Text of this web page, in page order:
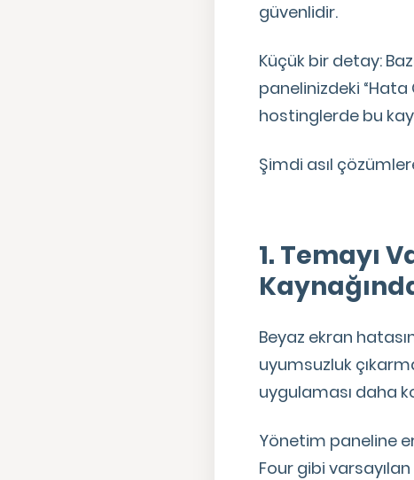
güvenlidir.
Küçük bir detay:
panelinizdeki “Hata
hostinglerde bu
Şimdi asıl
1. Temayı
Beyaz ekran
uyumsuzluk
uygulaması daha
Yönetim paneline
Four gibi